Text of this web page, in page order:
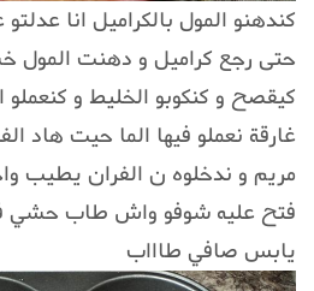
كندهنو المول بالكراميل انا
حتى رجع كراميل و دهنت
كيقصح و كنكوبو الخليط و
غارقة نعملو فيها الما حيت هاد
مريم و ندخلوه ن الفران يطيب
فتح عليه شوفو واش طاب حشي
يابس صافي طاااب